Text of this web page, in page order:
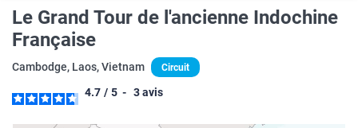
Le Grand Tour de l'ancienne Indochine
Française
Cambodge, Laos, Vietnam Circuit
4.7 / 5 - 3avis